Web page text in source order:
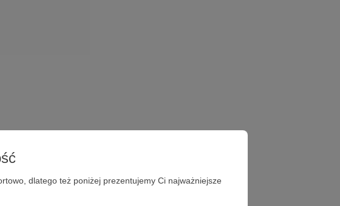
dlatego też poniżej prezentujemy Ci najważniejsze